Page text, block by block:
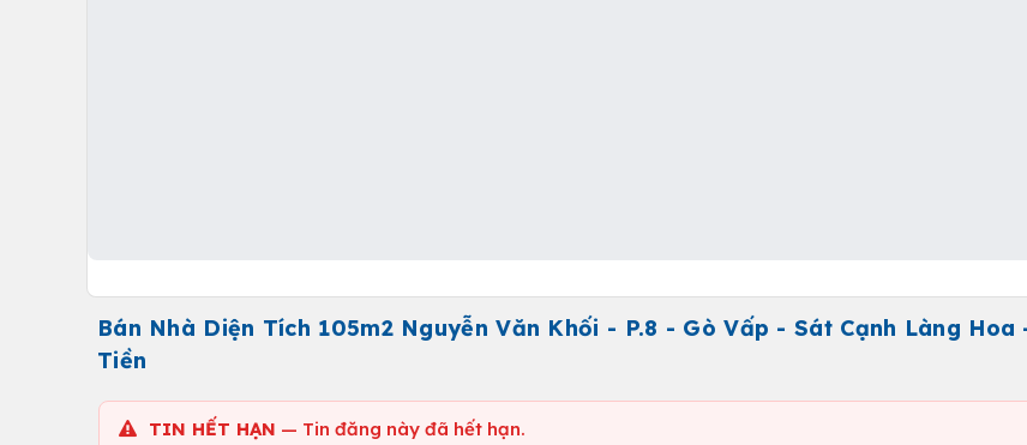
Bán Nhà Diện Tích 105m2 Nguyễn Văn Khối - P.8 - Gò Vấp - Sát Cạnh Làng Hoa
Tiền
TIN HẾT HẠN — Tin đăng này đã hết hạn.